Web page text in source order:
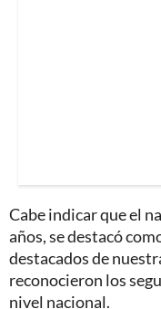
Cabe indicar que el
años, se destacó
destacados de
reconocieron los
nivel nacional.